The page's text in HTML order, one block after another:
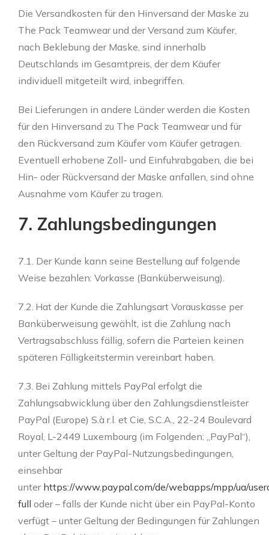
Die Versandkosten für den Hinversand der Maske zu
The Pack Teamwear und der Versand zum Käufer,
nach Beklebung der Maske, sind innerhalb
Deutschlands im Gesamtpreis, der dem Käufer
individuell mitgeteilt wird, inbegriffen.
Bei Lieferungen in andere Länder werden die Kosten
für den Hinversand zu The Pack Teamwear und für
den Rückversand zum Käufer vom Käufer getragen.
Eventuell erhobene Zoll- und Einfuhrabgaben, die bei
Hin- oder Rückversand der Maske anfallen, sind ohne
Ausnahme vom Käufer zu tragen.
7. Zahlungsbedingungen
7.1. Der Kunde kann seine Bestellung auf folgende
Weise bezahlen: Vorkasse (Banküberweisung).
7.2. Hat der Kunde die Zahlungsart Vorauskasse per
Banküberweisung gewählt, ist die Zahlung nach
Vertragsabschluss fällig, sofern die Parteien keinen
späteren Fälligkeitstermin vereinbart haben.
7.3. Bei Zahlung mittels PayPal erfolgt die
Zahlungsabwicklung über den Zahlungsdienstleister
PayPal (Europe) S.à r.l. et Cie, S.C.A., 22-24 Boulevard
Royal, L-2449 Luxembourg (im Folgenden: „PayPal“),
unter Geltung der PayPal-Nutzungsbedingungen,
einsehbar
unter https://www.paypal.com/de/webapps/mpp/ua/
full oder – falls der Kunde nicht über ein PayPal-Konto
verfügt – unter Geltung der Bedingungen für Zahlungen